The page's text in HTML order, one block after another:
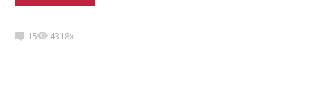
15 4318x